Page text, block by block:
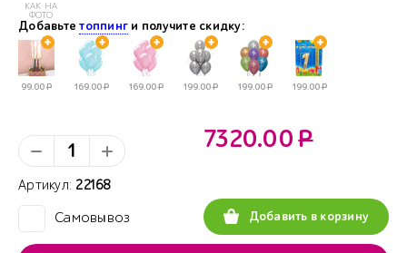
КАК НА
ФОТО
Добавьтетоппинг и получите скидку:
99.00Р 169.00Р 169.00Р 199.00Р 199.00Р 199.00Р
Артикул: 22168
Самовывоз
7320.00Р
Добавить в корзину